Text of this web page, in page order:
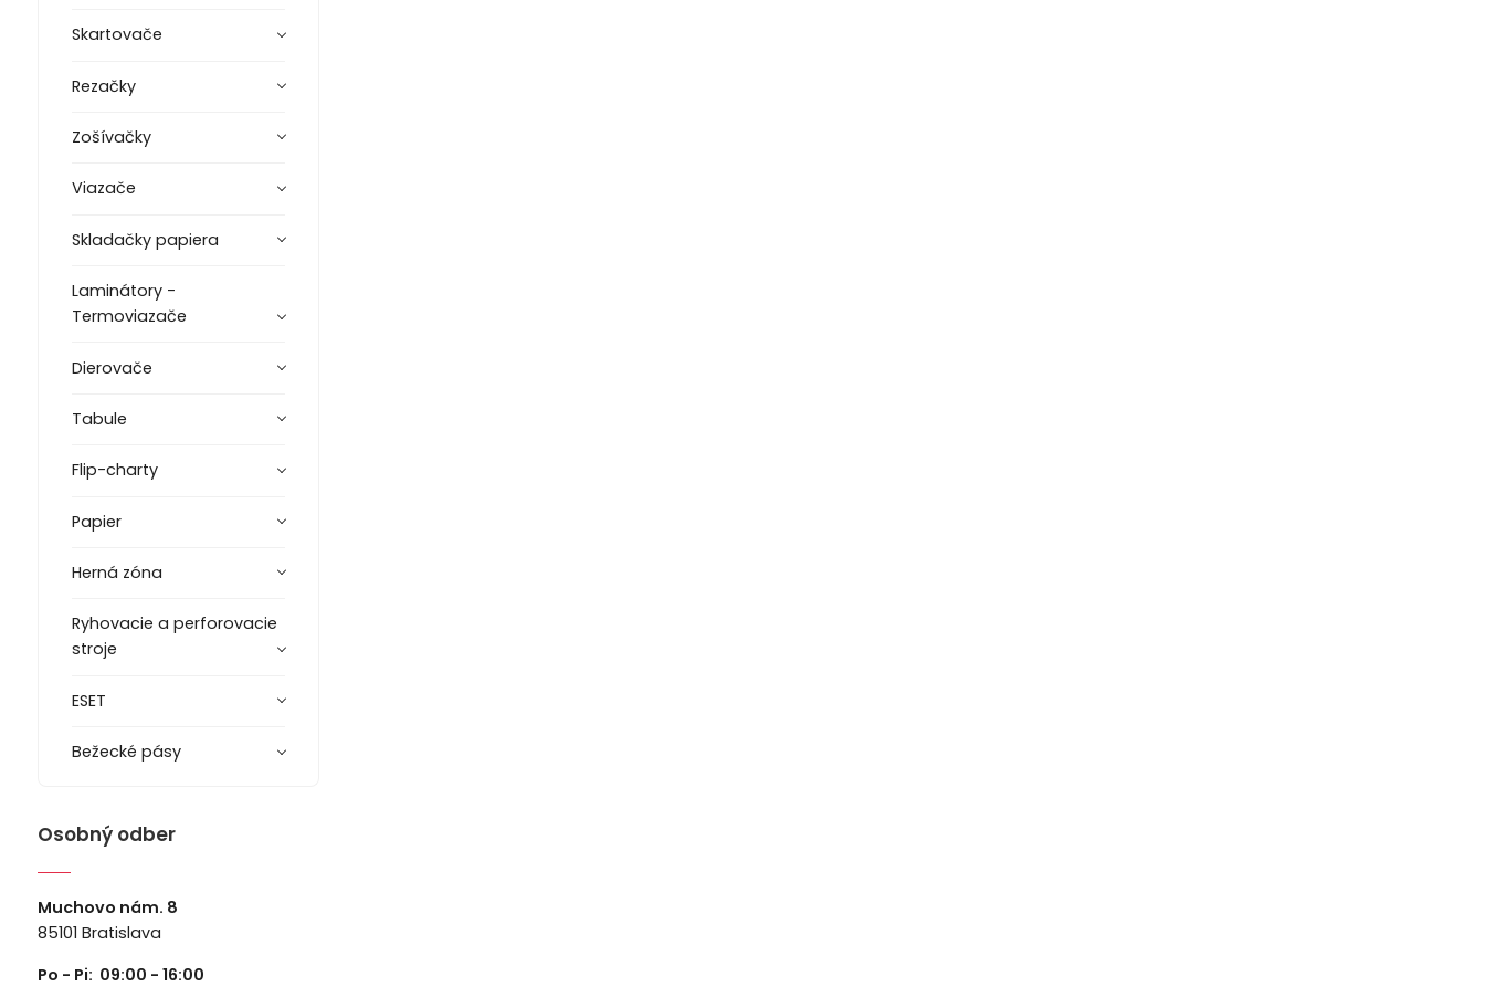
Skartovače
Rezačky
Zošívačky
Viazače
Skladačky papiera
Laminátory -
Termoviazače
Dierovače
Tabule
Flip-charty
Papier
Herná zóna
Ryhovacie a perforovacie
stroje
ESET
Bežecké pásy
Osobný odber
Muchovo nám. 8
85101 Bratislava
Po - Pi: 09:00 - 16:00